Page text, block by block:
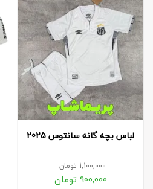
لباس بچه گانه سانتوس 2025
1,100,000تومان
900,000 تومان